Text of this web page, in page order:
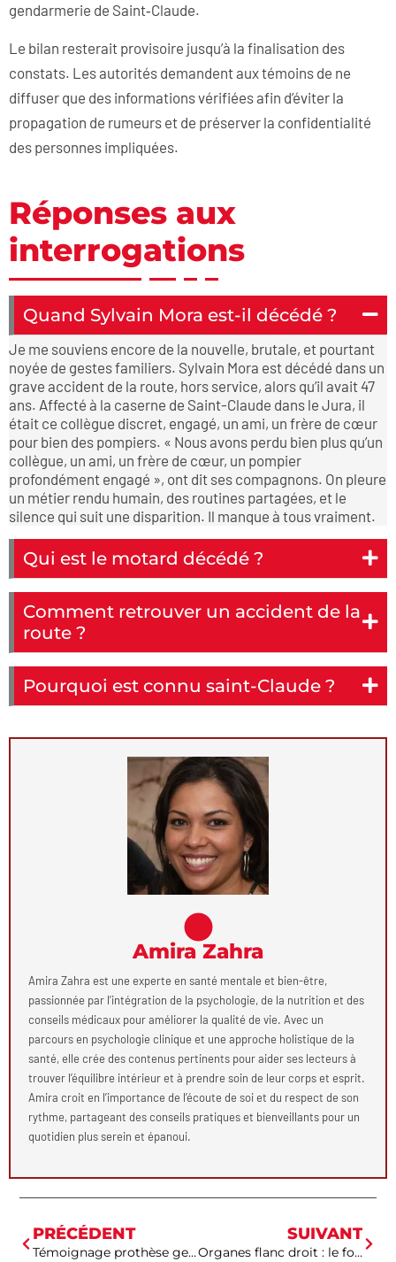
gendarmerie de Saint‑Claude.
Le bilan resterait provisoire jusqu’à la finalisation des
constats. Les autorités demandent aux témoins de ne
diffuser que des informations vérifiées afin d’éviter la
propagation de rumeurs et de préserver la confidentialité
des personnes impliquées.
Réponses aux
interrogations
Quand Sylvain Mora est-il décédé ?
Je me souviens encore de la nouvelle, brutale, et pourtant
noyée de gestes familiers. Sylvain Mora est décédé dans un
grave accident de la route, hors service, alors qu’il avait 47
ans. Affecté à la caserne de Saint-Claude dans le Jura, il
était ce collègue discret, engagé, un ami, un frère de cœur
pour bien des pompiers. « Nous avons perdu bien plus qu’un
collègue, un ami, un frère de cœur, un pompier
profondément engagé », ont dit ses compagnons. On pleure
un métier rendu humain, des routines partagées, et le
silence qui suit une disparition. Il manque à tous vraiment.
Qui est le motard décédé ?
Comment retrouver un accident de la
route ?
Pourquoi est connu saint-Claude ?
Amira Zahra
Amira Zahra est une experte en santé mentale et bien-être,
passionnée par l’intégration de la psychologie, de la nutrition et des
conseils médicaux pour améliorer la qualité de vie. Avec un
parcours en psychologie clinique et une approche holistique de la
santé, elle crée des contenus pertinents pour aider ses lecteurs à
trouver l’équilibre intérieur et à prendre soin de leur corps et esprit.
Amira croit en l’importance de l’écoute de soi et du respect de son
rythme, partageant des conseils pratiques et bienveillants pour un
quotidien plus serein et épanoui.
PRÉCÉDENT
Témoignage prothèse genou jeune : le retour d’expérience est-il rassurant ?
SUIVANT
Organes flanc droit : le foie, le rein ou l’ovaire sont-ils en cause ?